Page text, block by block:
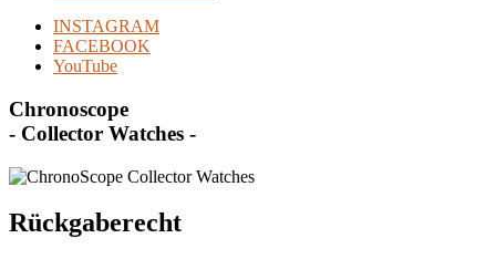
INSTAGRAM
FACEBOOK
YouTube
Chronoscope
- Collector Watches -
Rückgaberecht